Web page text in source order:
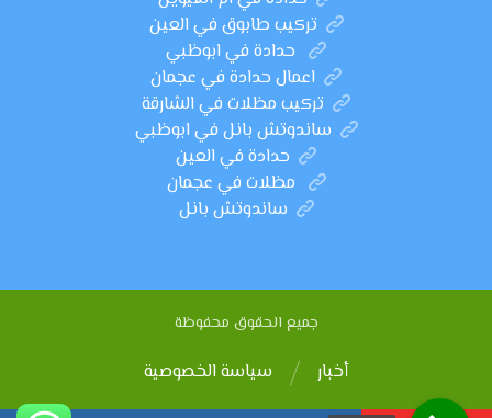
تركيب طابوق في العين
حدادة في ابوظبي
اعمال حدادة في عجمان
تركيب مظلات في الشارقة
ساندوتش بانل في ابوظبي
حدادة في العين
مظلات في عجمان
ساندوتش بانل
جميع الحقوق محفوظة
سياسة الخصوصية أخبار